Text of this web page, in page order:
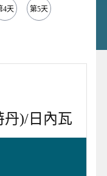
4天 第5天
丹)/日內瓦